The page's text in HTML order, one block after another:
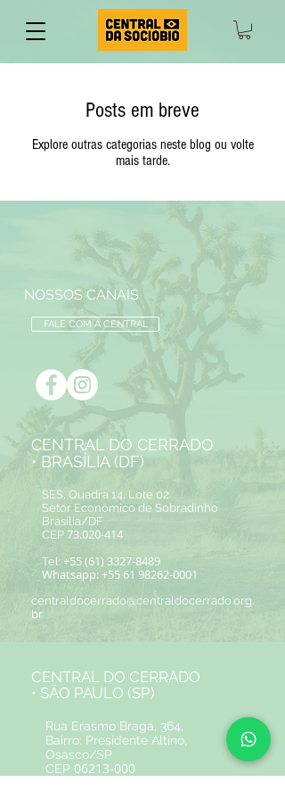
Posts em breve
Explore outras categorias neste blog ou volte
mais tarde.
NOSSOS CANAIS
FALE COM A CENTRAL
CENTRAL DO CERRADO
• BRASÍLIA (DF)
SES, Quadra 14, Lote 02
Setor Econômico de Sobradinho
Brasília/DF
CEP 73.020-414
Tel: +55 (61) 3327-8489
Whatsapp: +55 61 98262-0001
centraldocerrado@centraldocerrado.org.
br
CENTRAL DO CERRADO
• SÃO PAULO (SP)
Rua Erasmo Braga, 364,
Bairro: Presidente Altino,
Osasco/SP
CEP 06213-000